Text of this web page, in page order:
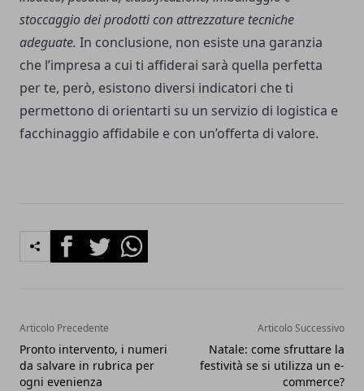
stoccaggio dei prodotti con attrezzature tecniche
adeguate. In conclusione, non esiste una garanzia
che l’impresa a cui ti affiderai sarà quella perfetta
per te, però, esistono diversi indicatori che ti
permettono di orientarti su un servizio di logistica e
facchinaggio affidabile e con un’offerta di valore.
FacebookTwitterWhatsapp
Articolo Precedente
Pronto intervento, i numeri
da salvare in rubrica per
ogni evenienza
Articolo Successivo
Natale: come sfruttare la
festività se si utilizza un e-
commerce?